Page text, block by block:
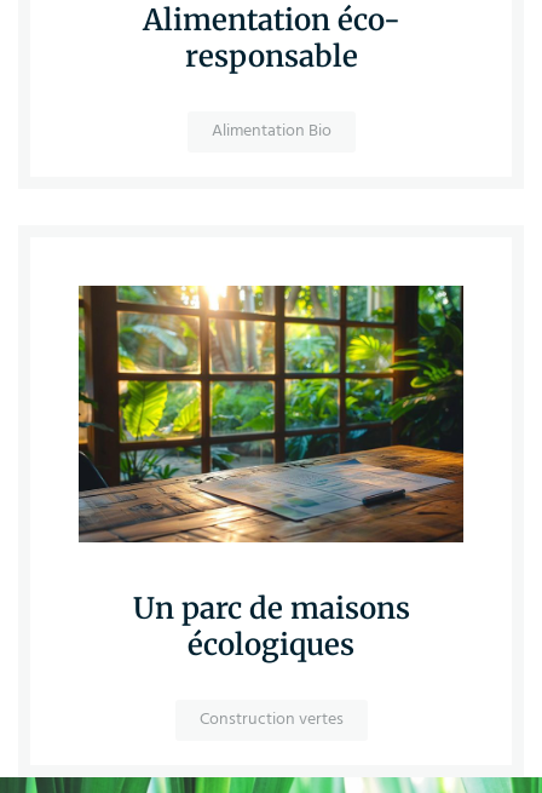
Alimentation éco-
responsable
Alimentation Bio
Un parc de maisons
écologiques
Construction vertes